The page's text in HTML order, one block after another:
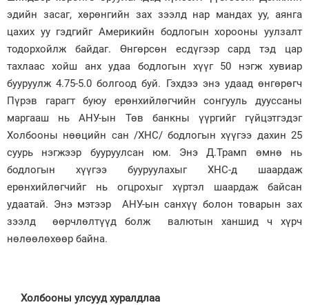
эдийн засаг, хөрөнгийн зах зээлд нар мандах уу, аянга
цахих уу гэдгийг Америкийн бодлогын хорооны уулзалт
тодорхойлж байдаг. Өнгөрсөн есдүгээр сард тэд цар
тахлаас хойш анх удаа бодлогын хүүг 50 нэгж хувиар
бууруулж 4.75-5.0 болгоод буй. Гэхдээ энэ удаад өнгөрөгч
Пүрэв гарагт буюу ерөнхийлөгчийн сонгууль дууссаны
маргааш нь АНУ-ын Төв банкны үүргийг гүйцэтгэдэг
Холбооны нөөцийн сан /ХНС/ бодлогын хүүгээ дахин 25
суурь нэгжээр бууруулсан юм. Энэ Д.Трамп өмнө нь
бодлогын хүүгээ бууруулахыг ХНС-д шаардаж
ерөнхийлөгчийг нь огцрохыг хүртэл шаардаж байсан
удаатай. Энэ мэтээр АНУ-ын санхүү болон товарын зах
зээлд өөрчлөлтүүд болж валютын ханшид ч хүрч
нөлөөлөхөөр байна.
Холбооны улсууд хуралдлаа